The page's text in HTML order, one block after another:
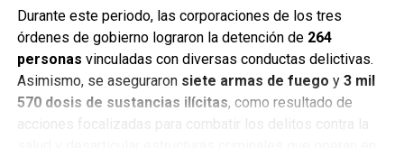
Durante este periodo, las corporaciones de los tres
órdenes de gobierno lograron la detención de 264
personas vinculadas con diversas conductas delictivas.
Asimismo, se aseguraron siete armas de fuego y 3 mil
570 dosis de sustancias ilícitas, como resultado de
acciones focalizadas para combatir los delitos contra la